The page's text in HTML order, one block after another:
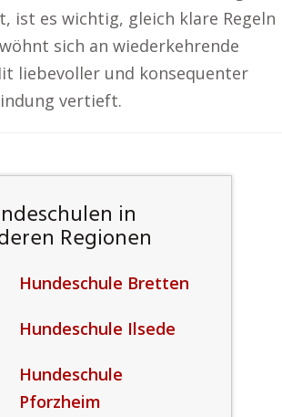
ist es wichtig, gleich klare Regeln
sich an wiederkehrende
liebevoller und konsequenter
vertieft.
in
Regionen
Hundeschule Bretten
Hundeschule Ilsede
Hundeschule
Pforzheim